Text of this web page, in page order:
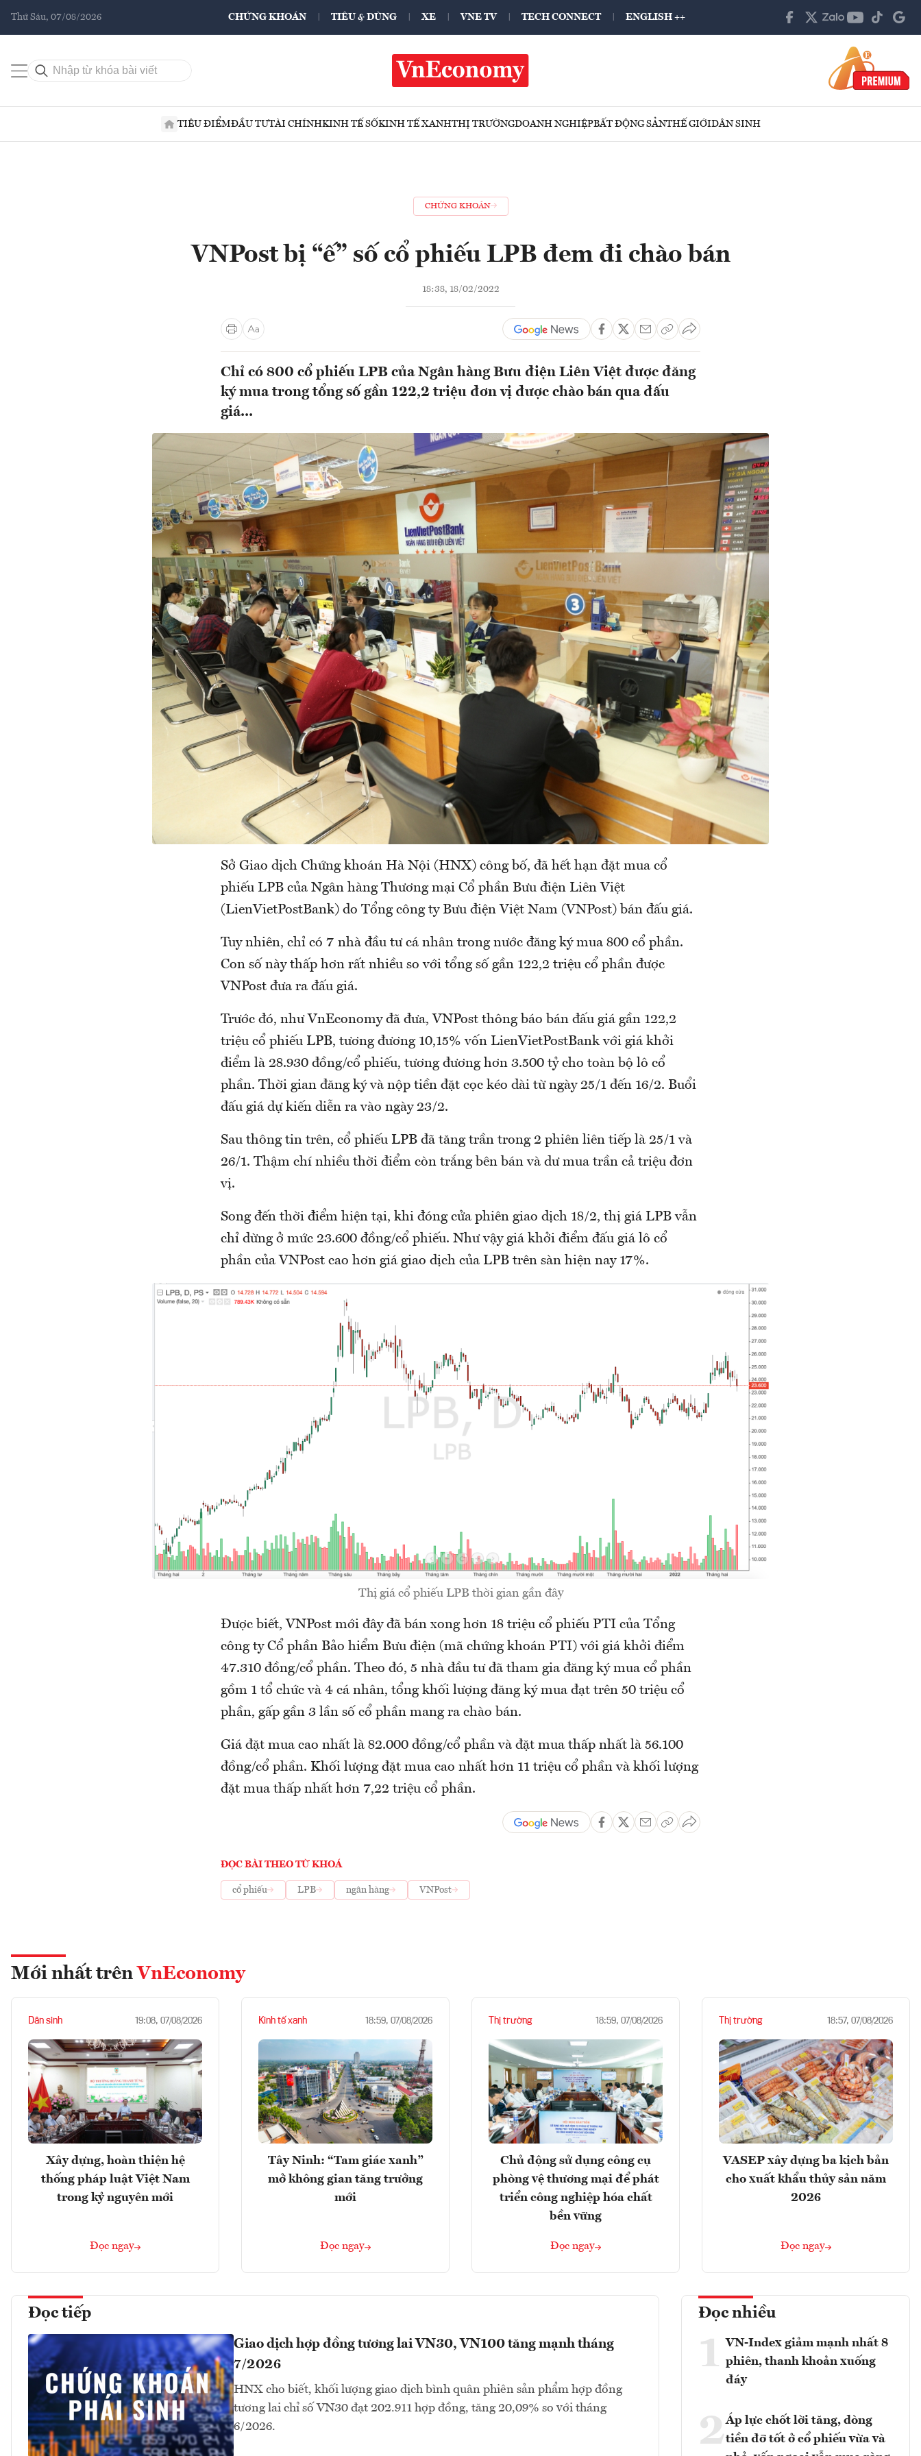
Thứ Sáu, 07/08/2026 CHỨNG KHOÁN TIÊU & DÙNG XE VNE TV TECH CONNECT ENGLISH ++
TIÊU ĐIỂMĐẦU TƯTÀI CHÍNHKINH TẾ SỐKINH TẾ XANHTHỊ TRƯỜNGDOANH NGHIỆPBẤT ĐỘNG SẢNTHẾ GIỚIDÂN SINH
CHỨNG KHOÁN
VNPost bị “ế” số cổ phiếu LPB đem đi chào bán
18:38, 18/02/2022
Chỉ có 800 cổ phiếu LPB của Ngân hàng Bưu điện Liên Việt được đăng
ký mua trong tổng số gần 122,2 triệu đơn vị được chào bán qua đấu
giá...
Sở Giao dịch Chứng khoán Hà Nội (HNX) công bố, đã hết hạn đặt mua cổ
phiếu LPB của Ngân hàng Thương mại Cổ phần Bưu điện Liên Việt
(LienVietPostBank) do Tổng công ty Bưu điện Việt Nam (VNPost) bán đấu giá.
Tuy nhiên, chỉ có 7 nhà đầu tư cá nhân trong nước đăng ký mua 800 cổ phần.
Con số này thấp hơn rất nhiều so với tổng số gần 122,2 triệu cổ phần được
VNPost đưa ra đấu giá.
Trước đó, như VnEconomy đã đưa, VNPost thông báo bán đấu giá gần 122,2
triệu cổ phiếu LPB, tương đương 10,15% vốn LienVietPostBank với giá khởi
điểm là 28.930 đồng/cổ phiếu, tương đương hơn 3.500 tỷ cho toàn bộ lô cổ
phần. Thời gian đăng ký và nộp tiền đặt cọc kéo dài từ ngày 25/1 đến 16/2. Buổi
đấu giá dự kiến diễn ra vào ngày 23/2.
Sau thông tin trên, cổ phiếu LPB đã tăng trần trong 2 phiên liên tiếp là 25/1 và
26/1. Thậm chí nhiều thời điểm còn trắng bên bán và dư mua trần cả triệu đơn
vị.
Song đến thời điểm hiện tại, khi đóng cửa phiên giao dịch 18/2, thị giá LPB vẫn
chỉ dừng ở mức 23.600 đồng/cổ phiếu. Như vậy giá khởi điểm đấu giá lô cổ
phần của VNPost cao hơn giá giao dịch của LPB trên sàn hiện nay 17%.
Thị giá cổ phiếu LPB thời gian gần đây
Được biết, VNPost mới đây đã bán xong hơn 18 triệu cổ phiếu PTI của Tổng
công ty Cổ phần Bảo hiểm Bưu điện (mã chứng khoán PTI) với giá khởi điểm
47.310 đồng/cổ phần. Theo đó, 5 nhà đầu tư đã tham gia đăng ký mua cổ phần
gồm 1 tổ chức và 4 cá nhân, tổng khối lượng đăng ký mua đạt trên 50 triệu cổ
phần, gấp gần 3 lần số cổ phần mang ra chào bán.
Giá đặt mua cao nhất là 82.000 đồng/cổ phần và đặt mua thấp nhất là 56.100
đồng/cổ phần. Khối lượng đặt mua cao nhất hơn 11 triệu cổ phần và khối lượng
đặt mua thấp nhất hơn 7,22 triệu cổ phần.
ĐỌC BÀI THEO TỪ KHOÁ
cổ phiếu LPB ngân hàng VNPost
Mới nhất trên VnEconomy
Dân sinh 19:08, 07/08/2026
Xây dựng, hoàn thiện hệ
thống pháp luật Việt Nam
trong kỷ nguyên mới
Đọc ngay
Kinh tế xanh 18:59, 07/08/2026
Tây Ninh: “Tam giác xanh”
mở không gian tăng trưởng
mới
Đọc ngay
Thị trường 18:59, 07/08/2026
Chủ động sử dụng công cụ
phòng vệ thương mại để phát
triển công nghiệp hóa chất
bền vững
Đọc ngay
Thị trường 18:57, 07/08/2026
VASEP xây dựng ba kịch bản
cho xuất khẩu thủy sản năm
2026
Đọc ngay
Đọc tiếp
Giao dịch hợp đồng tương lai VN30, VN100 tăng mạnh tháng
7/2026
HNX cho biết, khối lượng giao dịch bình quân phiên sản phẩm hợp đồng
tương lai chỉ số VN30 đạt 202.911 hợp đồng, tăng 20,09% so với tháng
6/2026.
Đọc nhiều
1 VN-Index giảm mạnh nhất 8
phiên, thanh khoản xuống
đáy
2Áp lực chốt lời tăng, dòng
tiền đỡ tốt ở cổ phiếu vừa và